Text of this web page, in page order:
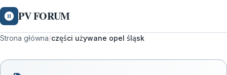
PV FORUM
Strona główna/części używane opel śląsk